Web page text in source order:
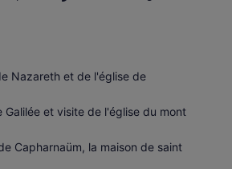
Nazareth et de l'église de
Galilée et visite de l'église du mont
Capharnaüm, la maison de saint